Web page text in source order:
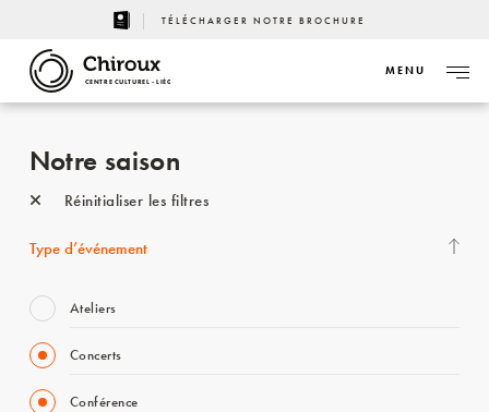
TÉLÉCHARGER NOTRE BROCHURE
CENTRE CULTUREL - LIÈGE
MENU
Notre saison
Réinitialiser les filtres
Type d’événement
Ateliers
Concerts
Conférence